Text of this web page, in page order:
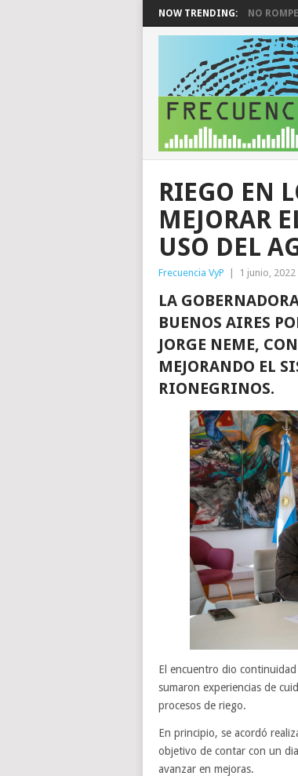
NOW TRENDING: NO
RIEGO EN
MEJORAR
USO DEL
Frecuencia VyP 1 junio, 2022
LA
BUENOS AIRES
JORGE NEME,
MEJORANDO EL
RIONEGRINOS.
El encuentro dio
sumaron experiencias de
procesos de riego.
En principio, se acordó
objetivo de contar con un
avanzar en mejoras.